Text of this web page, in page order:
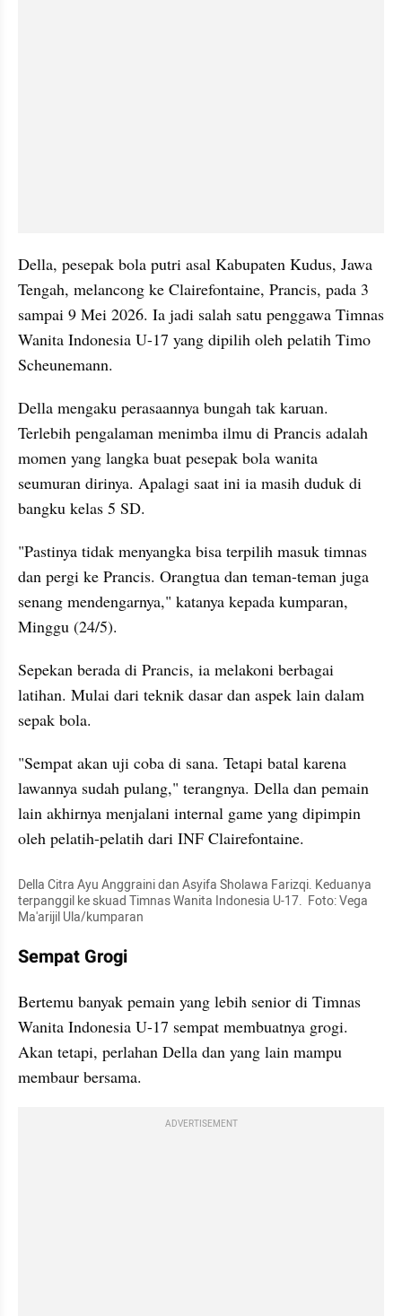
Della, pesepak bola putri asal Kabupaten Kudus, Jawa
Tengah, melancong ke Clairefontaine, Prancis, pada 3
sampai 9 Mei 2026. Ia jadi salah satu penggawa Timnas
Wanita Indonesia U-17 yang dipilih oleh pelatih Timo
Scheunemann.
Della mengaku perasaannya bungah tak karuan.
Terlebih pengalaman menimba ilmu di Prancis adalah
momen yang langka buat pesepak bola wanita
seumuran dirinya. Apalagi saat ini ia masih duduk di
bangku kelas 5 SD.
"Pastinya tidak menyangka bisa terpilih masuk timnas
dan pergi ke Prancis. Orangtua dan teman-teman juga
senang mendengarnya," katanya kepada kumparan,
Minggu (24/5).
Sepekan berada di Prancis, ia melakoni berbagai
latihan. Mulai dari teknik dasar dan aspek lain dalam
sepak bola.
"Sempat akan uji coba di sana. Tetapi batal karena
lawannya sudah pulang," terangnya. Della dan pemain
lain akhirnya menjalani internal game yang dipimpin
oleh pelatih-pelatih dari INF Clairefontaine.
Della Citra Ayu Anggraini dan Asyifa Sholawa Farizqi. Keduanya
terpanggil ke skuad Timnas Wanita Indonesia U-17.  Foto: Vega
Ma'arijil Ula/kumparan
Sempat Grogi
Bertemu banyak pemain yang lebih senior di Timnas
Wanita Indonesia U-17 sempat membuatnya grogi.
Akan tetapi, perlahan Della dan yang lain mampu
membaur bersama.
ADVERTISEMENT